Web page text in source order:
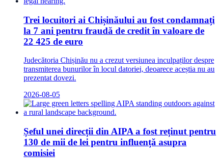
Trei locuitori ai Chișinăului au fost condamnați
la 7 ani pentru fraudă de credit în valoare de
22 425 de euro
Judecătoria Chișinău nu a crezut versiunea inculpaților despre
transmiterea bunurilor în locul datoriei, deoarece aceștia nu au
prezentat dovezi.
2026-08-05
Șeful unei direcții din AIPA a fost reținut pentru
130 de mii de lei pentru influență asupra
comisiei